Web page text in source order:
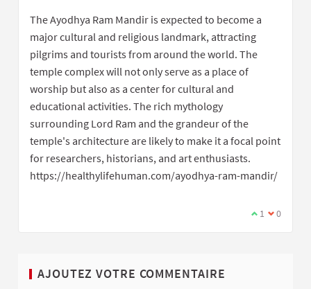
The Ayodhya Ram Mandir is expected to become a
major cultural and religious landmark, attracting
pilgrims and tourists from around the world. The
temple complex will not only serve as a place of
worship but also as a center for cultural and
educational activities. The rich mythology
surrounding Lord Ram and the grandeur of the
temple's architecture are likely to make it a focal point
for researchers, historians, and art enthusiasts.
https://healthylifehuman.com/ayodhya-ram-mandir/
1 0
AJOUTEZ VOTRE COMMENTAIRE